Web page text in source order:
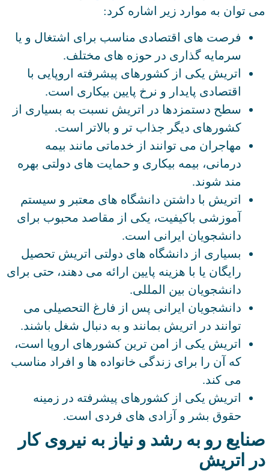
می توان به موارد زیر اشاره کرد:
فرصت ‌های اقتصادی مناسب برای اشتغال و یا
سرمایه گذاری در حوزه های مختلف.
اتریش یکی از کشورهای پیشرفته اروپایی با
اقتصادی پایدار و نرخ پایین بیکاری است.
سطح دستمزدها در اتریش نسبت به بسیاری از
کشورهای دیگر جذاب تر و بالاتر است.
مهاجران می ‌توانند از خدماتی مانند بیمه
درمانی، بیمه بیکاری و حمایت ‌های دولتی بهره‌
مند شوند.
اتریش با داشتن دانشگاه‌ های معتبر و سیستم
آموزشی باکیفیت، یکی از مقاصد محبوب برای
دانشجویان ایرانی است.
بسیاری از دانشگاه ‌های دولتی اتریش تحصیل
رایگان یا با هزینه پایین ارائه می ‌دهند، حتی برای
دانشجویان بین ‌المللی.
دانشجویان ایرانی پس از فارغ ‌التحصیلی می
‌توانند در اتریش بمانند و به دنبال شغل باشند.
اتریش یکی از امن‌ ترین کشورهای اروپا است،
که آن را برای زندگی خانواده ‌ها و افراد مناسب
می‌ کند.
اتریش یکی از کشورهای پیشرفته در زمینه
حقوق بشر و آزادی ‌های فردی است.
صنایع رو به رشد و نیاز به نیروی کار
در اتریش